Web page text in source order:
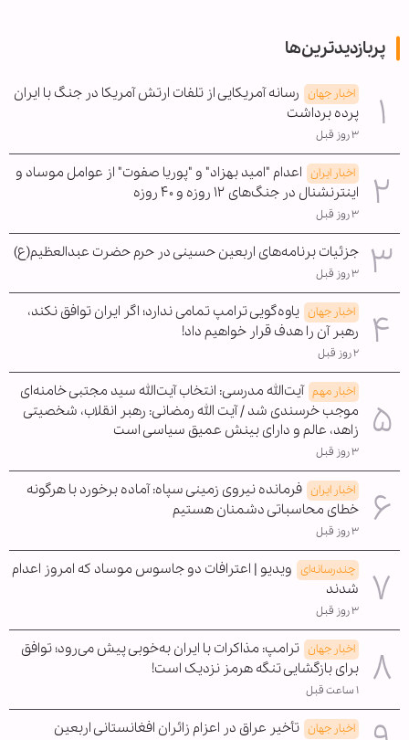
پربازدیدترین‌ها
اخبار جهان رسانه آمریکایی از تلفات ارتش آمریکا در جنگ با ایران
پرده برداشت
۳ روز قبل
اخبار ایران اعدام "امید بهزاد" و "پوریا صفوت" از عوامل موساد و
اینترنشنال در جنگ‌های ۱۲ روزه و ۴۰ روزه
۳ روز قبل
جزئیات برنامه‌های اربعین حسینی در حرم حضرت عبدالعظیم(ع)
۳ روز قبل
اخبار جهان یاوه‌گویی ترامپ تمامی ندارد؛ اگر ایران توافق نکند،
رهبر آن را هدف قرار خواهیم داد!
۲ روز قبل
اخبار مهم آیت‌الله مدرسی: انتخاب آیت‌الله سید مجتبی خامنه‌ای
موجب خرسندی شد / آیت الله رمضانی: رهبر انقلاب، شخصیتی
زاهد، عالم و دارای بینش عمیق سیاسی است
۳ روز قبل
اخبار ایران فرمانده نیروی زمینی سپاه: آماده برخورد با هرگونه
خطای محاسباتی دشمنان هستیم
۳ روز قبل
چندرسانه‌ای ویدیو | اعترافات دو جاسوس موساد که امروز اعدام
شدند
۳ روز قبل
اخبار جهان ترامپ: مذاکرات با ایران به‌خوبی پیش می‌رود؛ توافق
برای بازگشایی تنگه هرمز نزدیک است!
۱ ساعت قبل
اخبار جهان تأخیر عراق در اعزام زائران افغانستانی اربعین